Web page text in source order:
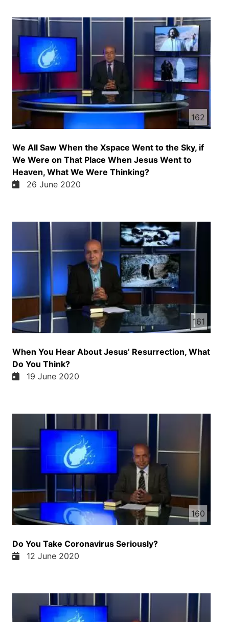
162
We All Saw When the Xspace Went to the Sky, if
We Were on That Place When Jesus Went to
Heaven, What We Were Thinking?
26 June 2020
161
When You Hear About Jesus’ Resurrection, What
Do You Think?
19 June 2020
160
Do You Take Coronavirus Seriously?
12 June 2020